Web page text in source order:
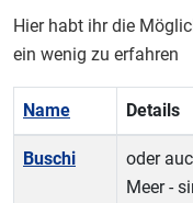
Hier habt ihr die
ein wenig zu erfahren
Kontakte,
Name Details
Buschi
oder
Meer -